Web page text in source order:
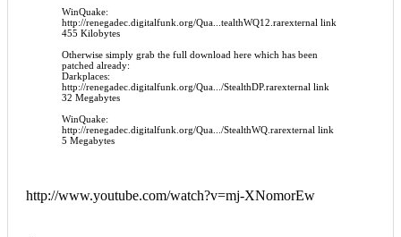
WinQuake:
http://renegadec.digitalfunk.org/Qua...tealthWQ12.rarexternal link
455 Kilobytes
Otherwise simply grab the full download here which has been
patched already:
Darkplaces:
http://renegadec.digitalfunk.org/Qua.../StealthDP.rarexternal link
32 Megabytes
WinQuake:
http://renegadec.digitalfunk.org/Qua.../StealthWQ.rarexternal link
5 Megabytes
http://www.youtube.com/watch?v=mj-XNomorEw